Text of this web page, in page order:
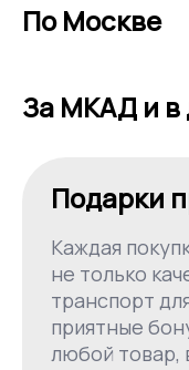
По Москве
За МКАД и в
Подарки
Каждая
не только
транспорт
приятные
любой товар,